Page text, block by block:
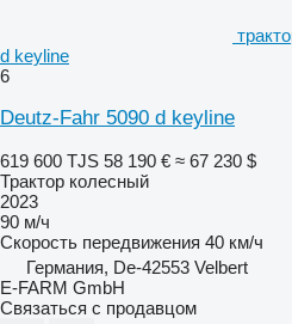
d keyline
6
Deutz-Fahr 5090 d keyline
619 600 TJS 58 190 € ≈ 67 230 $
Трактор колесный
2023
90 м/ч
Скорость передвижения 40 км/ч
Германия, De-42553 Velbert
E-FARM GmbH
Связаться с продавцом